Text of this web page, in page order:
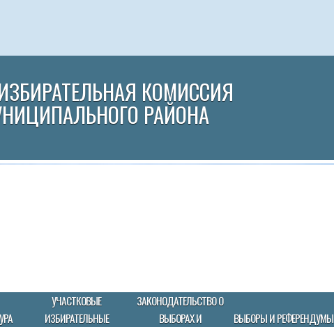
КОМИССИЯ
РАЙОНА
УЧАСТКОВЫЕ
ИЗБИРАТЕЛЬНЫЕ
ЗАКОНОДАТЕЛЬСТВО О
ВЫБОРАХ И
ВЫБОРЫ И РЕФЕРЕНДУМЫ